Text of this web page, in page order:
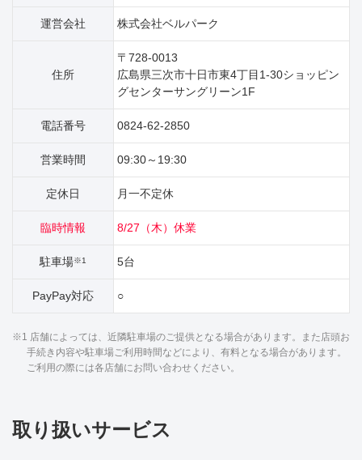
運営会社 株式会社ベルパーク
住所
〒728-0013
広島県三次市十日市東4丁目1‐30ショッピン
グセンターサングリーン1F
電話番号 0824-62-2850
営業時間 09:30～19:30
定休日 月一不定休
臨時情報 8/27（木）休業
駐車場※1 5台
PayPay対応 ○
※1 店舗によっては、近隣駐車場のご提供となる場合があります。また店頭お
手続き内容や駐車場ご利用時間などにより、有料となる場合があります。
ご利用の際には各店舗にお問い合わせください。
取り扱いサービス